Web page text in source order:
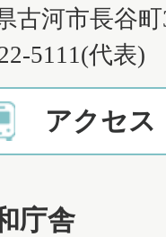
古河市長谷
5111(代表)
アクセス
庁舎